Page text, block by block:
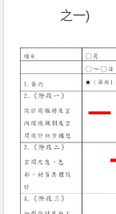
之一)